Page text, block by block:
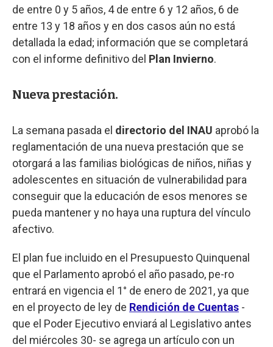
de entre 0 y 5 años, 4 de entre 6 y 12 años, 6 de
entre 13 y 18 años y en dos casos aún no está
detallada la edad; información que se completará
con el informe definitivo del Plan Invierno.
Nueva prestación.
La semana pasada el directorio del INAU aprobó la
reglamentación de una nueva prestación que se
otorgará a las familias biológicas de niños, niñas y
adolescentes en situación de vulnerabilidad para
conseguir que la educación de esos menores se
pueda mantener y no haya una ruptura del vínculo
afectivo.
El plan fue incluido en el Presupuesto Quinquenal
que el Parlamento aprobó el año pasado, pe-ro
entrará en vigencia el 1° de enero de 2021, ya que
en el proyecto de ley de Rendición de Cuentas -
que el Poder Ejecutivo enviará al Legislativo antes
del miércoles 30- se agrega un artículo con un